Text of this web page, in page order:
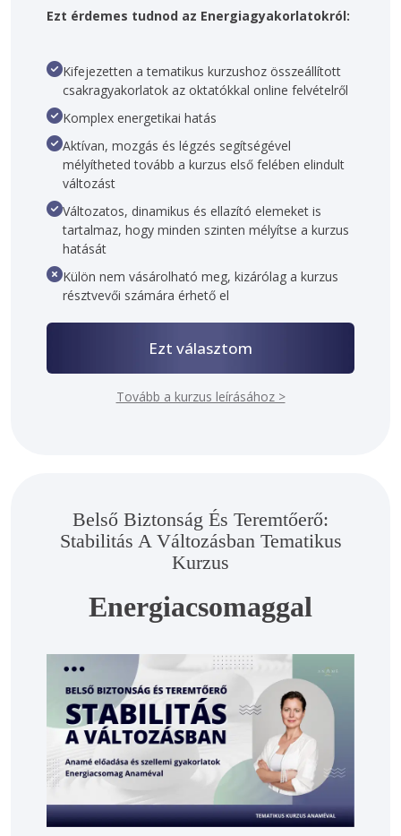
Ezt érdemes tudnod az Energiagyakorlatokról:
Kifejezetten a tematikus kurzushoz összeállított
csakragyakorlatok az oktatókkal online felvételről
Komplex energetikai hatás
Aktívan, mozgás és légzés segítségével
mélyítheted tovább a kurzus első felében elindult
változást
Változatos, dinamikus és ellazító elemeket is
tartalmaz, hogy minden szinten mélyítse a kurzus
hatását
Külön nem vásárolható meg, kizárólag a kurzus
résztvevői számára érhető el
Ezt választom
Tovább a kurzus leírásához >
Belső Biztonság És Teremtőerő:
Stabilitás A Változásban Tematikus
Kurzus
Energiacsomaggal